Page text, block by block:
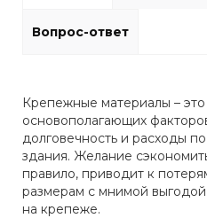
Вопрос-ответ
Крепежные материалы –
основополагающих
долговечность и расходы
здания. Желание
правило, приводит к
размерам с мнимой
на крепеже.